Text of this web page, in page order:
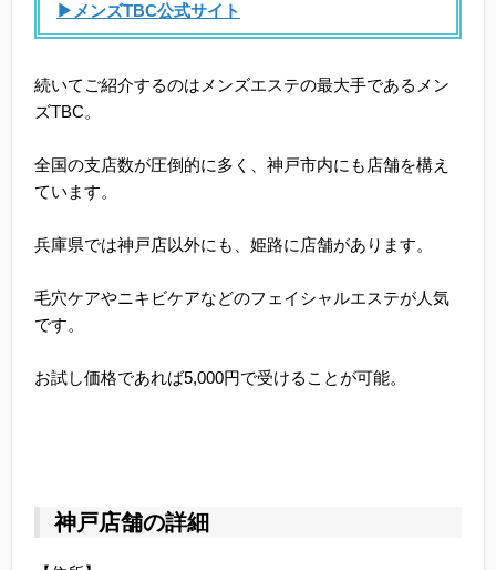
▶メンズTBC公式サイト
続いてご紹介するのはメンズエステの最大手であるメン
ズTBC。
全国の支店数が圧倒的に多く、神戸市内にも店舗を構え
ています。
兵庫県では神戸店以外にも、姫路に店舗があります。
毛穴ケアやニキビケアなどのフェイシャルエステが人気
です。
お試し価格であれば5,000円で受けることが可能。
神戸店舗の詳細